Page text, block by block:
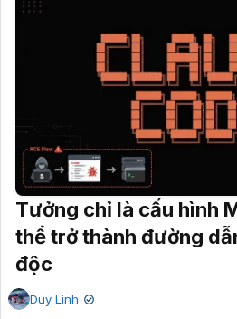
Tưởng chỉ là cấu hình
thể trở thành đường
độc
Duy Linh ✔